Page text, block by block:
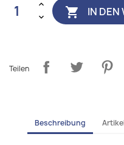
 IN DEN
Teilen
Beschreibung